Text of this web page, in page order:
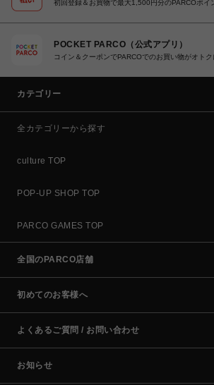
初回登録＆お買物で最大1,500円分のPARCOポイ
POCKET PARCO（公式アプリ）
コイン＆クーポンでPARCOでのお買い物がオトク
カテゴリー
全カテゴリーから探す
culture TOP
POP-UP SHOP TOP
PARCO GAMES TOP
全国のPARCO店舗
初めてのお客様へ
よくあるご質問 / お問い合わせ
お知らせ